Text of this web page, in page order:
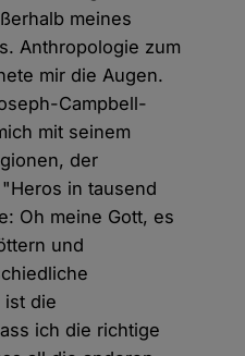
meines
Anthropologie zum
mir die Augen.
Campbell-
mit seinem
der
in tausend
Oh meine Gott, es
und
ist die
ich die richtige